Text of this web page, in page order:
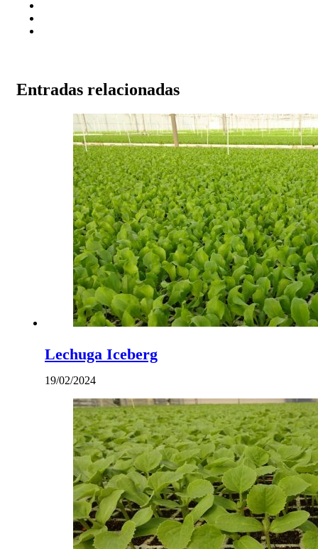
Entradas relacionadas
Lechuga Iceberg
19/02/2024